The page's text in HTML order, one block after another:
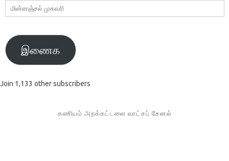
மின்னஞ்சல்
முகவரி
இணைக
Join 1,133 other subscribers
கணியம் அறக்கட்டளை வாட்சப் சேனல்